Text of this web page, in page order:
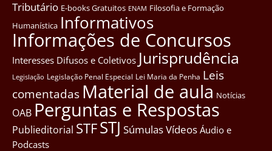
Tributário E-books Gratuitos ENAM Filosofia e Formação
Humanística Informativos
Informações de Concursos
Interesses Difusos e Coletivos Jurisprudência
Legislação Legislação Penal Especial Lei Maria da Penha Leis
comentadas Material de aula Notícias
OAB Perguntas e Respostas
Publieditorial STFSTJ SúmulasVídeos Áudio e
Podcasts